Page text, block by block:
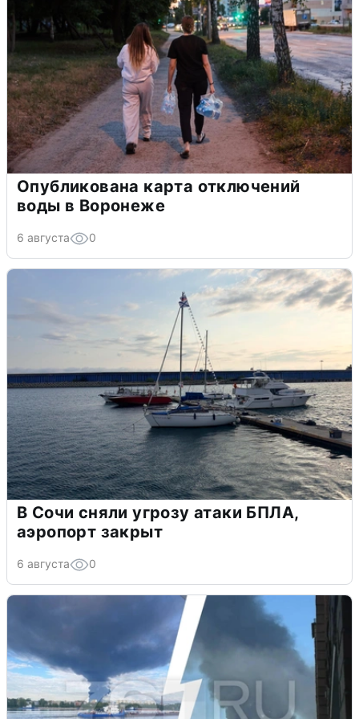
Опубликована карта отключений
воды в Воронеже
6 августа 0
В Сочи сняли угрозу атаки БПЛА,
аэропорт закрыт
6 августа 0